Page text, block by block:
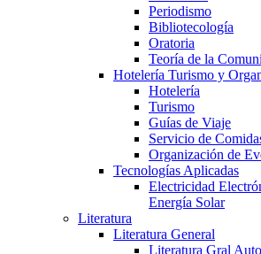
Periodismo
Bibliotecología
Oratoria
Teoría de la
Hotelería Turismo y
Hotelería
Turismo
Guías de Viaje
Servicio de
Organización de
Tecnologías Aplicadas
Electricidad
Energía Solar
Literatura
Literatura General
Literatura Gral